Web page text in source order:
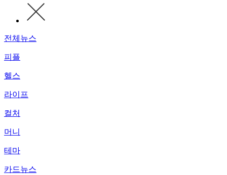
전체뉴스
피플
헬스
라이프
컬처
머니
테마
카드뉴스